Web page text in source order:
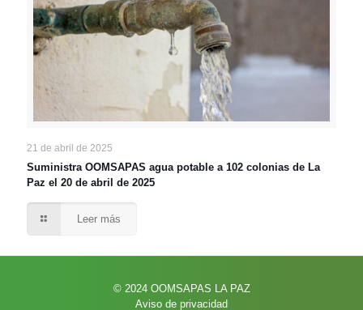
21 de abril de 2025
Suministra OOMSAPAS agua potable a 102 colonias de La
Paz el 20 de abril de 2025
Leer más
© 2024 OOMSAPAS LA PAZ
Aviso de privacidad